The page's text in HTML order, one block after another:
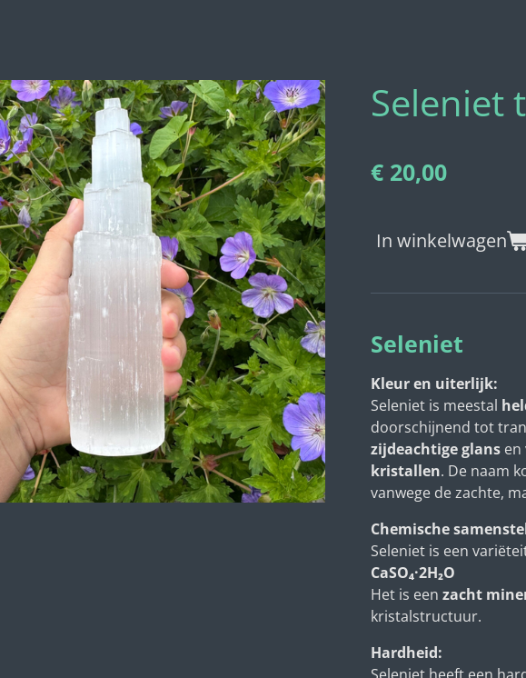
Seleniet
€ 20,00
In winkelwagen
Seleniet
Kleur en uiterlijk:
Seleniet is meestal
doorschijnend tot
zijdeachtige glans en
kristallen. De naam
vanwege de zachte,
Chemische
Seleniet is een
CaSO₄·2H₂O
Het is een zacht
kristalstructuur.
Hardheid: